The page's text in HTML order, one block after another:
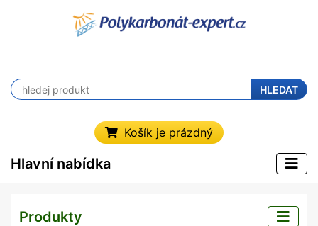
HLEDAT
Košík je prázdný
Hlavní nabídka
Produkty